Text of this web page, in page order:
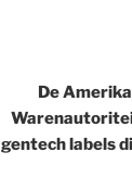
De
gentech labels